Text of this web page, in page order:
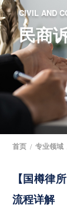
CIVIL AND
民商
首页 / 专业领域
【国樽律
流程详解